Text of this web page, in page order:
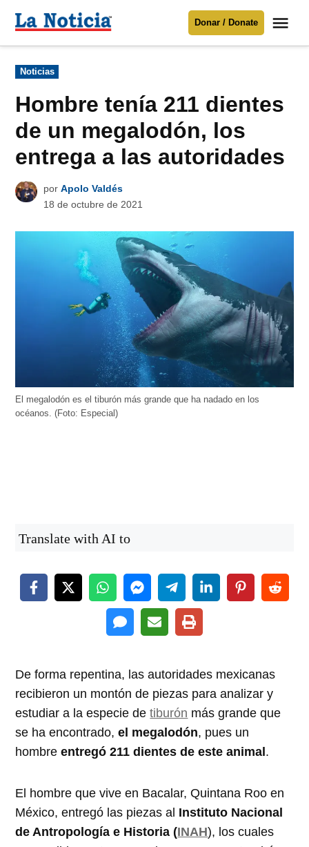
Para mantenerte informado necesitamos
Donar
contenido
Noticia
Donar / Donate
Publicado
en
Noticias
Hombre tenía 211 dientes
de un megalodón, los
entrega a las autoridades
por Apolo Valdés
18 de octubre de 2021
El megalodón es el tiburón más grande que ha nadado en los
océanos. (Foto: Especial)
Translate with AI to
De forma repentina, las autoridades mexicanas
recibieron un montón de piezas para analizar y
estudiar a la especie detiburón más grande que
se ha encontrado,el megalodón, pues un
hombreentregó 211 dientes de este animal .
El hombre que vive en Bacalar, Quintana Roo en
México, entregó las piezas al Instituto Nacional
de Antropología e Historia (INAH), los cuales